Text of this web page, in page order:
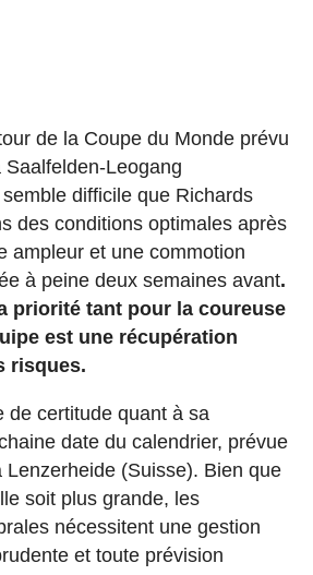
de la Coupe du Monde prévu
Leogang
difficile que Richards
des conditions optimales après
ampleur et une commotion
à peine deux semaines avant.
priorité tant pour la coureuse
est une récupération
risques.
de certitude quant à sa
date du calendrier, prévue
Lenzerheide (Suisse). Bien que
soit plus grande, les
nécessitent une gestion
et toute prévision